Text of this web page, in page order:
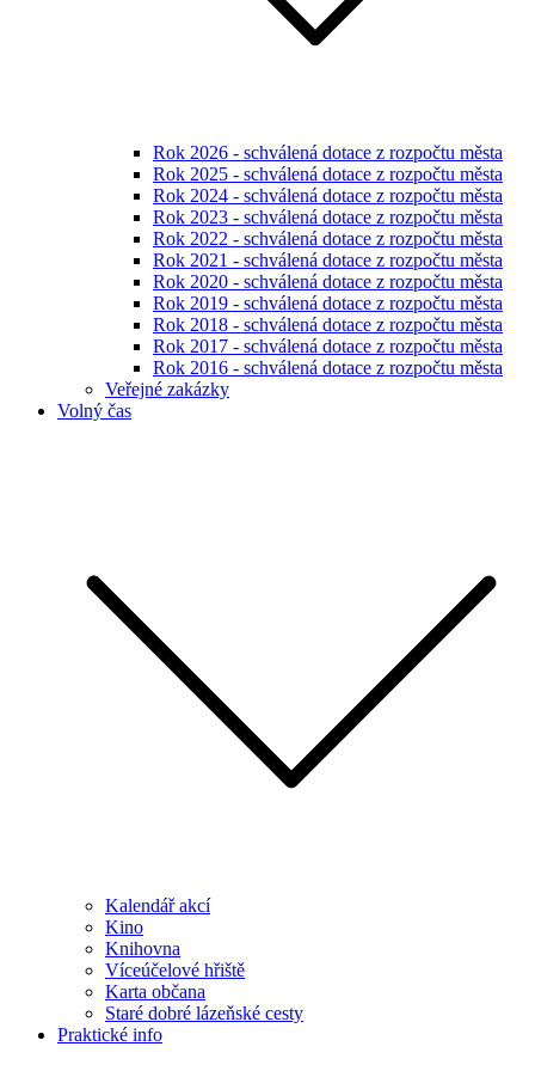
Rok 2026 - schválená dotace z rozpočtu města
Rok 2025 - schválená dotace z rozpočtu města
Rok 2024 - schválená dotace z rozpočtu města
Rok 2023 - schválená dotace z rozpočtu města
Rok 2022 - schválená dotace z rozpočtu města
Rok 2021 - schválená dotace z rozpočtu města
Rok 2020 - schválená dotace z rozpočtu města
Rok 2019 - schválená dotace z rozpočtu města
Rok 2018 - schválená dotace z rozpočtu města
Rok 2017 - schválená dotace z rozpočtu města
Rok 2016 - schválená dotace z rozpočtu města
Veřejné zakázky
Volný čas
Kalendář akcí
Kino
Knihovna
Víceúčelové hřiště
Karta občana
Staré dobré lázeňské cesty
Praktické info